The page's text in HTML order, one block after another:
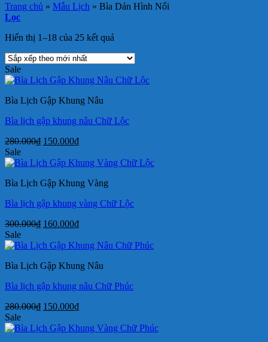
Trang chủ » Mẫu Lịch » Bìa Dán Hình Nổi
Lọc
Hiển thị 1–18 của 25 kết quả
xếp
mới
Sale
Bìa Lịch Gập Khung Nâu
Bìa lịch gập khung nâu Chữ Lộc
280.000₫ Giá
là:
150.000₫Giá
tại
150.000₫.
Sale
Bìa Lịch Gập Khung Vàng
Bìa lịch gập khung vàng Chữ Lộc
300.000₫ Giá
là:
160.000₫Giá
tại
160.000₫.
Sale
Bìa Lịch Gập Khung Nâu
Bìa lịch gập khung nâu Chữ Phúc
280.000₫ Giá
là:
150.000₫Giá
tại
Sale